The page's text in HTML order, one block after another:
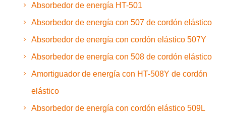
Absorbedor de energía HT-501
Absorbedor de energía con 507 de cordón elástico
Absorbedor de energía con cordón elástico 507Y
Absorbedor de energía con 508 de cordón elástico
Amortiguador de energía con HT-508Y de cordón
elástico
Absorbedor de energía con cordón elástico 509L